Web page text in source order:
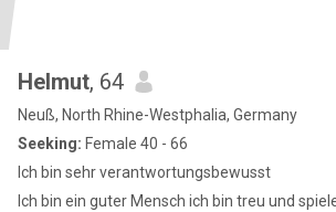
Helmut, 64
Neuß, North Rhine-Westphalia, Germany
Seeking: Female 40 - 66
Ich bin sehr verantwortungsbewusst
Ich bin ein guter Mensch ich bin treu und spiele nicht